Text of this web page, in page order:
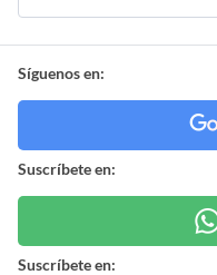
Síguenos en:
Suscríbete en:
Suscríbete en: